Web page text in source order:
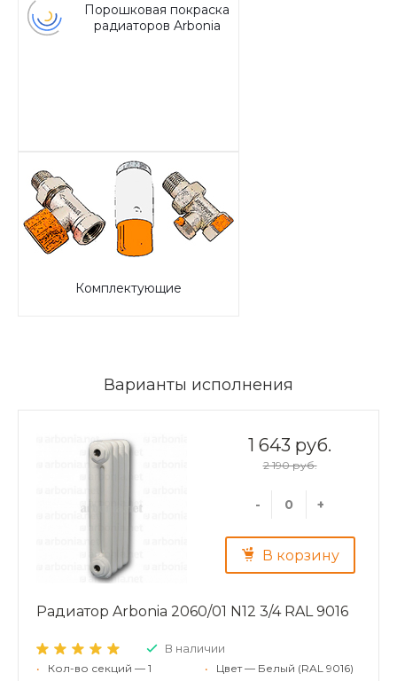
Порошковая покраска
радиаторов Arbonia
Комплектующие
Варианты исполнения
1 643 руб.
2 190 руб.
- +
В корзину
Радиатор Arbonia 2060/01 N12 3/4 RAL 9016
В наличии
•
Кол-во секций — 1
•
Цвет — Белый (RAL 9016)